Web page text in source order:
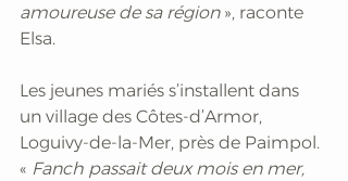
amoureuse de sa région », raconte
Elsa.
Les jeunes mariés s’installent dans
un village des Côtes-d’Armor,
Loguivy-de-la-Mer, près de Paimpol.
« Fanch passait deux mois en mer,